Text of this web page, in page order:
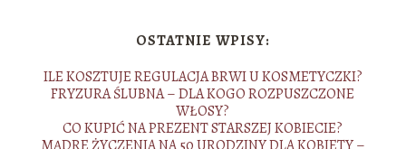
OSTATNIE WPISY:
ILE KOSZTUJE REGULACJA BRWI U KOSMETYCZKI?
FRYZURA ŚLUBNA – DLA KOGO ROZPUSZCZONE
WŁOSY?
CO KUPIĆ NA PREZENT STARSZEJ KOBIECIE?